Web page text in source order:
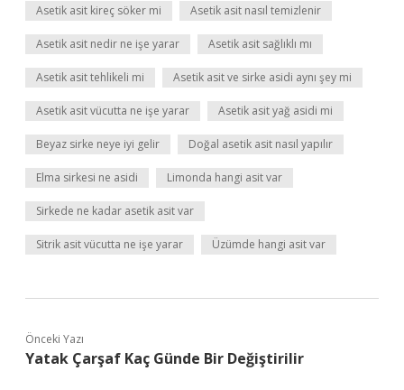
Asetik asit kireç söker mi Asetik asit nasıl temizlenir
Asetik asit nedir ne işe yarar Asetik asit sağlıklı mı
Asetik asit tehlikeli mi Asetik asit ve sirke asidi aynı şey mi
Asetik asit vücutta ne işe yarar Asetik asit yağ asidi mi
Beyaz sirke neye iyi gelir Doğal asetik asit nasıl yapılır
Elma sirkesi ne asidi Limonda hangi asit var
Sirkede ne kadar asetik asit var
Sitrik asit vücutta ne işe yarar Üzümde hangi asit var
Önceki Yazı
Yatak Çarşaf Kaç Günde Bir Değiştirilir